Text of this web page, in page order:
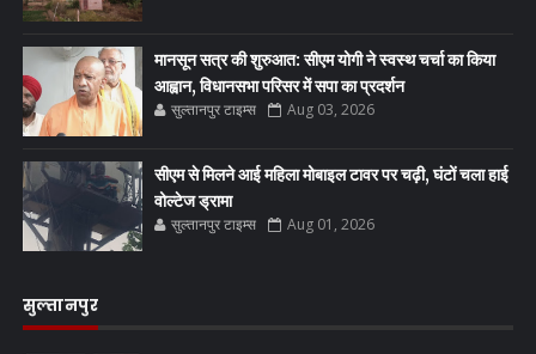
मानसून सत्र की शुरुआत: सीएम योगी ने स्वस्थ चर्चा का किया
आह्वान, विधानसभा परिसर में सपा का प्रदर्शन
सुल्तानपुर टाइम्स Aug 03, 2026
सीएम से मिलने आई महिला मोबाइल टावर पर चढ़ी, घंटों चला हाई
वोल्टेज ड्रामा
सुल्तानपुर टाइम्स Aug 01, 2026
सुल्तानपुर